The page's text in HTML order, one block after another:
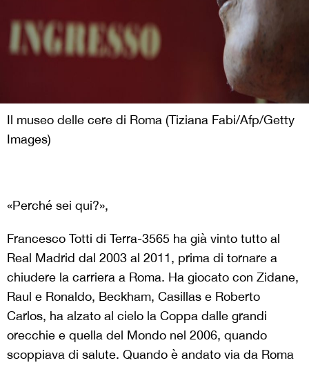
Il museo delle cere di Roma (Tiziana Fabi/Afp/Getty
Images)
«Perché sei qui?»,
Francesco Totti di Terra-3565 ha già vinto tutto al
Real Madrid dal 2003 al 2011, prima di tornare a
chiudere la carriera a Roma. Ha giocato con Zidane,
Raul e Ronaldo, Beckham, Casillas e Roberto
Carlos, ha alzato al cielo la Coppa dalle grandi
orecchie e quella del Mondo nel 2006, quando
scoppiava di salute. Quando è andato via da Roma